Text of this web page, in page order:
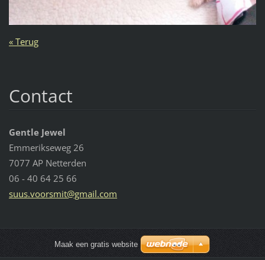
« Terug
Contact
Gentle Jewel
Emmerikseweg 26
7077 AP Netterden
06 - 40 64 25 66
suus.voorsmit@gmail.com
Maak een gratis website